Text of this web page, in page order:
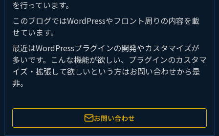
を行っています。
このブログではWordPressやフロント周りの内容を載
せています。
最近はWordPressプラグインの開発やカスタマイズが
多いです。こんな機能が欲しい、プラグインのカスタマ
イズ・拡張して欲しいという方はお問い合わせから是
非。
お問い合わせ